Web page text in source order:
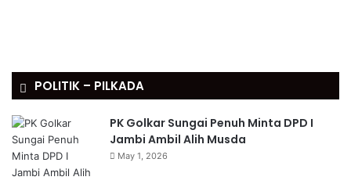
POLITIK – PILKADA
PK Golkar Sungai Penuh Minta DPD I
Jambi Ambil Alih Musda
May 1, 2026